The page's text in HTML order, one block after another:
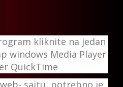
kliknite na jedan
windows Media Player
QuickTime
sajtu, potrebno je